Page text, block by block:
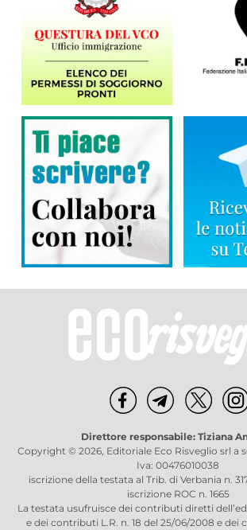
Direttore responsabile: Tiziana
Copyright © 2026, Editoriale Eco Risveglio srl a
Iva: 00476010038
iscrizione della testata al Trib. di Verbania n.
iscrizione ROC n. 1665
La testata usufruisce dei contributi diretti
e dei contributi L.R. n. 18 del 25/06/2008 e dei